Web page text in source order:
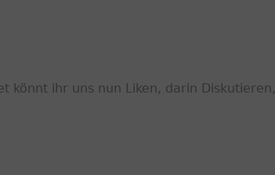
könnt ihr uns nun Liken, darin Diskutieren,